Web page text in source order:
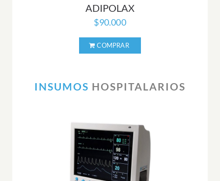
ADIPOLAX
$90.000
INSUMOS HOSPITALARIOS